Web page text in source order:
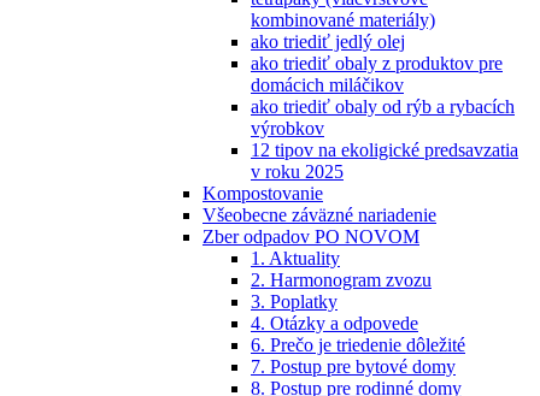
kombinované materiály)
ako triediť jedlý olej
ako triediť obaly z produktov pre
domácich miláčikov
ako triediť obaly od rýb a rybacích
výrobkov
12 tipov na ekoligické predsavzatia
v roku 2025
Kompostovanie
Všeobecne záväzné nariadenie
Zber odpadov PO NOVOM
1. Aktuality
2. Harmonogram zvozu
3. Poplatky
4. Otázky a odpovede
6. Prečo je triedenie dôležité
7. Postup pre bytové domy
8. Postup pre rodinné domy